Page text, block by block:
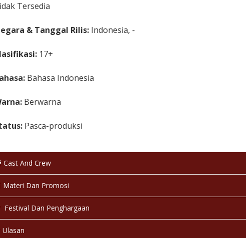
Tersedia
& Tanggal Rilis: Indonesia, -
17+
Bahasa Indonesia
Berwarna
Pasca-produksi
Cast And Crew
Materi Dan Promosi
Festival Dan Penghargaan
Ulasan